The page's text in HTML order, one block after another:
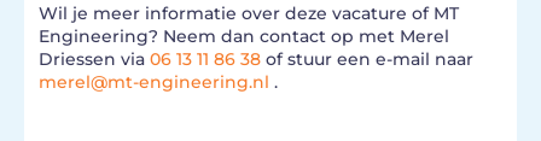
Wil je meer informatie over deze vacature of MT
Engineering? Neem dan contact op met Merel
Driessen via 06 13 11 86 38 of stuur een e-mail naar
merel@mt-engineering.nl .